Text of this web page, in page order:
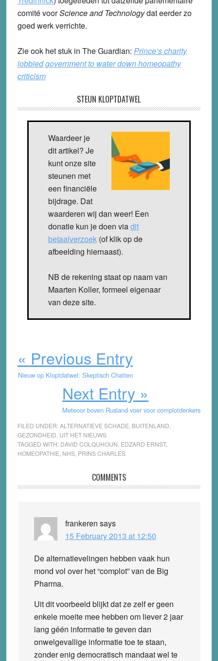
comité voorScience and Technologydat eerder zo
goed werk verrichte.
Zie ook het stuk in The Guardian: Prince’s charity
lobbied government to water down homeopathy
criticism
STEUN KLOPTDATWEL
Waardeer je
dit artikel? Je
kunt onze site
steunen met
een financiële
bijdrage. Dat
waarderen wij dan weer! Een
donatie kun je doen viadit
betaalverzoek(of klik op de
afbeelding hiernaast).
NB de rekening staat op naam van
Maarten Koller, formeel eigenaar
van deze site.
« Previous Entry
Nieuw op Kloptdatwel: Skeptisch Chatten
Next Entry »
Meteoor boven Rusland voer voor complotdenkers
FILED UNDER:ALTERNATIEVE SCHADE, BUITENLAND,
GEZONDHEID, UIT HET NIEUWS
TAGGED WITH: DAVID COLQUHOUN, EDZARD ERNST,
HOMEOPATHIE, NHS, PRINS CHARLES
Interactions
COMMENTS
frankeren says
15 February 2013 at 12:50
De alternatievelingen hebben vaak hun
mond vol over het “complot” van de Big
Pharma.
Uit dit voorbeeld blijkt dat ze zelf er geen
enkele moeite mee hebben om liever 2 jaar
lang géén informatie te geven dan
onwelgevallige informatie toe te staan,
zonder enig democratisch mandaat wel te